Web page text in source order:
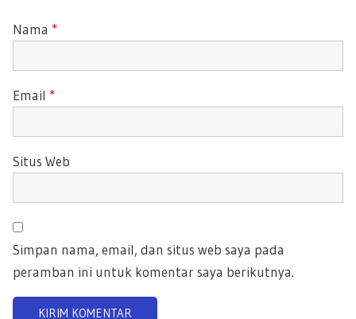
Nama *
Email *
Situs Web
Simpan nama, email, dan situs web saya pada
peramban ini untuk komentar saya berikutnya.